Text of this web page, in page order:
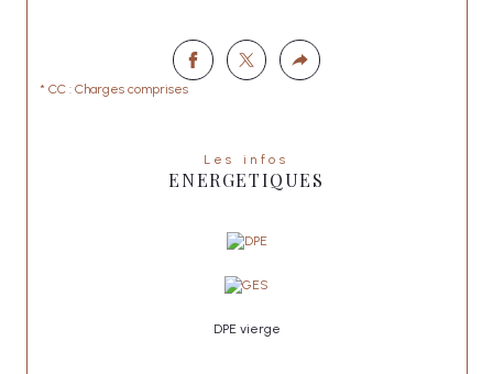
* CC : Charges comprises
Les infos
ENERGETIQUES
DPE vierge